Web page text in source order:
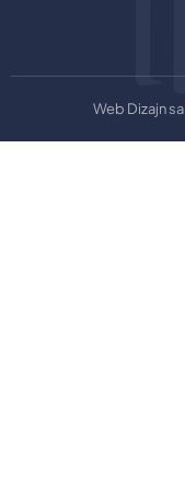
Web Dizajn sa